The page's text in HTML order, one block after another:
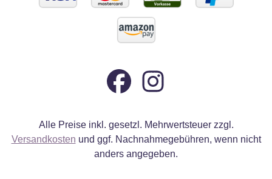
Alle Preise inkl. gesetzl. Mehrwertsteuer zzgl.
Versandkosten und ggf. Nachnahmegebühren, wenn nicht
anders angegeben.